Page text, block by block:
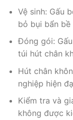
Vệ sinh: Gấu
bỏ bụi bẩn bề
Đóng gói:
túi hút chân
Hút chân
nghiệp hiện
Kiểm tra và
không được